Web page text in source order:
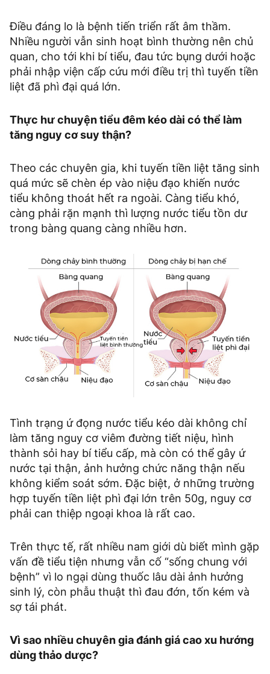
Điều đáng lo là bệnh tiến triển rất âm thầm.
Nhiều người vẫn sinh hoạt bình thường nên chủ
quan, cho tới khi bí tiểu, đau tức bụng dưới hoặc
phải nhập viện cấp cứu mới điều trị thì tuyến tiền
liệt đã phì đại quá lớn.
Thực hư chuyện tiểu đêm kéo dài có thể làm
tăng nguy cơ suy thận?
Theo các chuyên gia, khi tuyến tiền liệt tăng sinh
quá mức sẽ chèn ép vào niệu đạo khiến nước
tiểu không thoát hết ra ngoài. Càng tiểu khó,
càng phải rặn mạnh thì lượng nước tiểu tồn dư
trong bàng quang càng nhiều hơn.
Tình trạng ứ đọng nước tiểu kéo dài không chỉ
làm tăng nguy cơ viêm đường tiết niệu, hình
thành sỏi hay bí tiểu cấp, mà còn có thể gây ứ
nước tại thận, ảnh hưởng chức năng thận nếu
không kiểm soát sớm. Đặc biệt, ở những trường
hợp tuyến tiền liệt phì đại lớn trên 50g, nguy cơ
phải can thiệp ngoại khoa là rất cao.
Trên thực tế, rất nhiều nam giới dù biết mình gặp
vấn đề tiểu tiện nhưng vẫn cố “sống chung với
bệnh” vì lo ngại dùng thuốc lâu dài ảnh hưởng
sinh lý, còn phẫu thuật thì đau đớn, tốn kém và
sợ tái phát.
Vì sao nhiều chuyên gia đánh giá cao xu hướng
dùng thảo dược?